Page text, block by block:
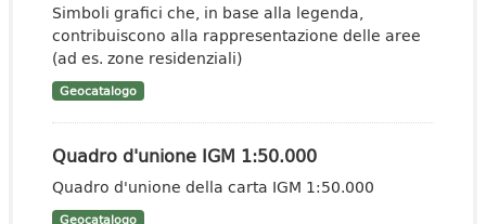
Simboli grafici che, in base alla legenda,
contribuiscono alla rappresentazione delle aree
(ad es. zone residenziali)
Geocatalogo
Quadro d'unione IGM 1:50.000
Quadro d'unione della carta IGM 1:50.000
Geocatalogo